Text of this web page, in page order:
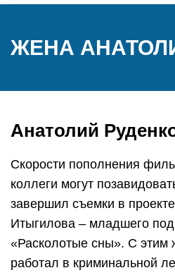
ЖЕНА
Анатолий
Скорости пополнения
коллеги могут
завершил съемки в
Итыгилова – младшего
«Расколотые сны». С этим
работал в криминальной